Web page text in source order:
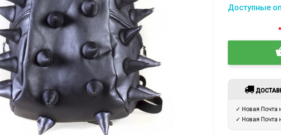
Доступные
✓ Новая Почта
✓ Новая Почта